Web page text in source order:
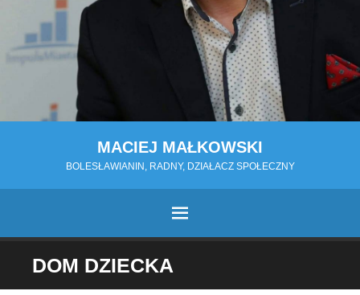
MACIEJ MAŁKOWSKI
BOLESŁAWIANIN, RADNY, DZIAŁACZ SPOŁECZNY
MENU
PRZESKOCZ
DOM DZIECKA